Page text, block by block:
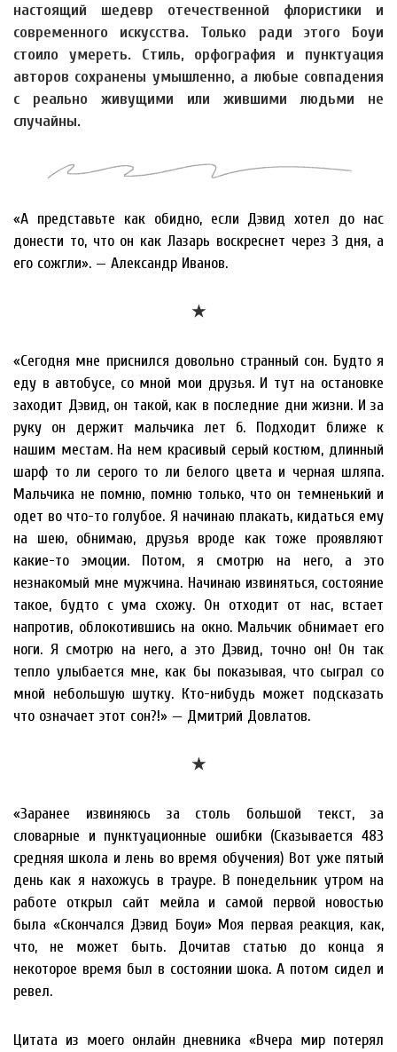
настоящий шедевр отечественной флористики и
современного искусства. Только ради этого Боуи
стоило умереть. Стиль, орфография и пунктуация
авторов сохранены умышленно, а любые совпадения
с реально живущими или жившими людьми не
случайны.
«А представьте как обидно, если Дэвид хотел до нас
донести то, что он как Лазарь воскреснет через 3 дня, а
его сожгли». — Александр Иванов.
★
«Сегодня мне приснился довольно странный сон. Будто я
еду в автобусе, со мной мои друзья. И тут на остановке
заходит Дэвид, он такой, как в последние дни жизни. И за
руку он держит мальчика лет 6. Подходит ближе к
нашим местам. На нем красивый серый костюм, длинный
шарф то ли серого то ли белого цвета и черная шляпа.
Мальчика не помню, помню только, что он темненький и
одет во что-то голубое. Я начинаю плакать, кидаться ему
на шею, обнимаю, друзья вроде как тоже проявляют
какие-то эмоции. Потом, я смотрю на него, а это
незнакомый мне мужчина. Начинаю извиняться, состояние
такое, будто с ума схожу. Он отходит от нас, встает
напротив, облокотившись на окно. Мальчик обнимает его
ноги. Я смотрю на него, а это Дэвид, точно он! Он так
тепло улыбается мне, как бы показывая, что сыграл со
мной небольшую шутку. Кто-нибудь может подсказать
что означает этот сон?!» — Дмитрий Довлатов.
★
«Заранее извиняюсь за столь большой текст, за
словарные и пунктуационные ошибки (Сказывается 483
средняя школа и лень во время обучения) Вот уже пятый
день как я нахожусь в трауре. В понедельник утром на
работе открыл сайт мейла и самой первой новостью
была «Скончался Дэвид Боуи» Моя первая реакция, как,
что, не может быть. Дочитав статью до конца я
некоторое время был в состоянии шока. А потом сидел и
ревел.
Цитата из моего онлайн дневника «Вчера мир потерял